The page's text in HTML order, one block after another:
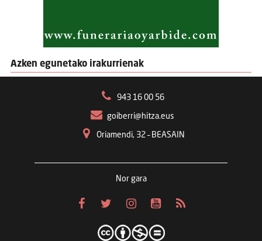
Azken egunetako irakurrienak
943 16 00 56
goiberri@hitza.eus
Oriamendi, 32 – BEASAIN
Nor gara